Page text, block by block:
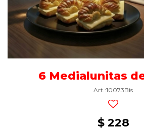
6 Medialunitas
10073Bis
$ 228